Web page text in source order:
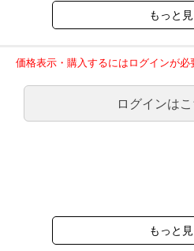
※2017年11月14日（火）より沖縄県
回のご注文金額（税込）が、30,000
ご了承のほどよろしくお願い致します
弊社都合でお届けが２回以上に分か
のみで新たな送料は発生しません。
大型商品送料が必要な商品をご注文
負担頂きます。
受けます。
もっと
価格表示・購入するにはログインが必
ログインは
もっと